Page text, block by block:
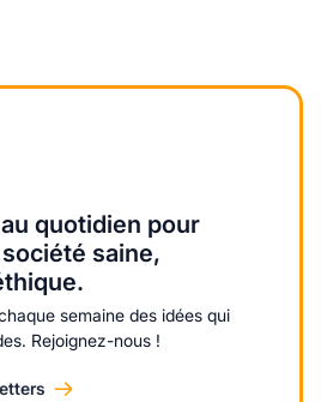
quotidien pour
saine,
semaine des idées qui
Rejoignez-nous !